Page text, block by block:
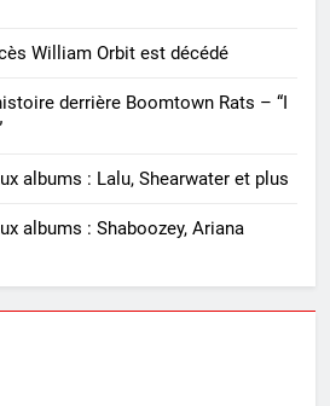
William Orbit est décédé
derrière Boomtown Rats – “I
albums : Lalu, Shearwater et plus
albums : Shaboozey, Ariana